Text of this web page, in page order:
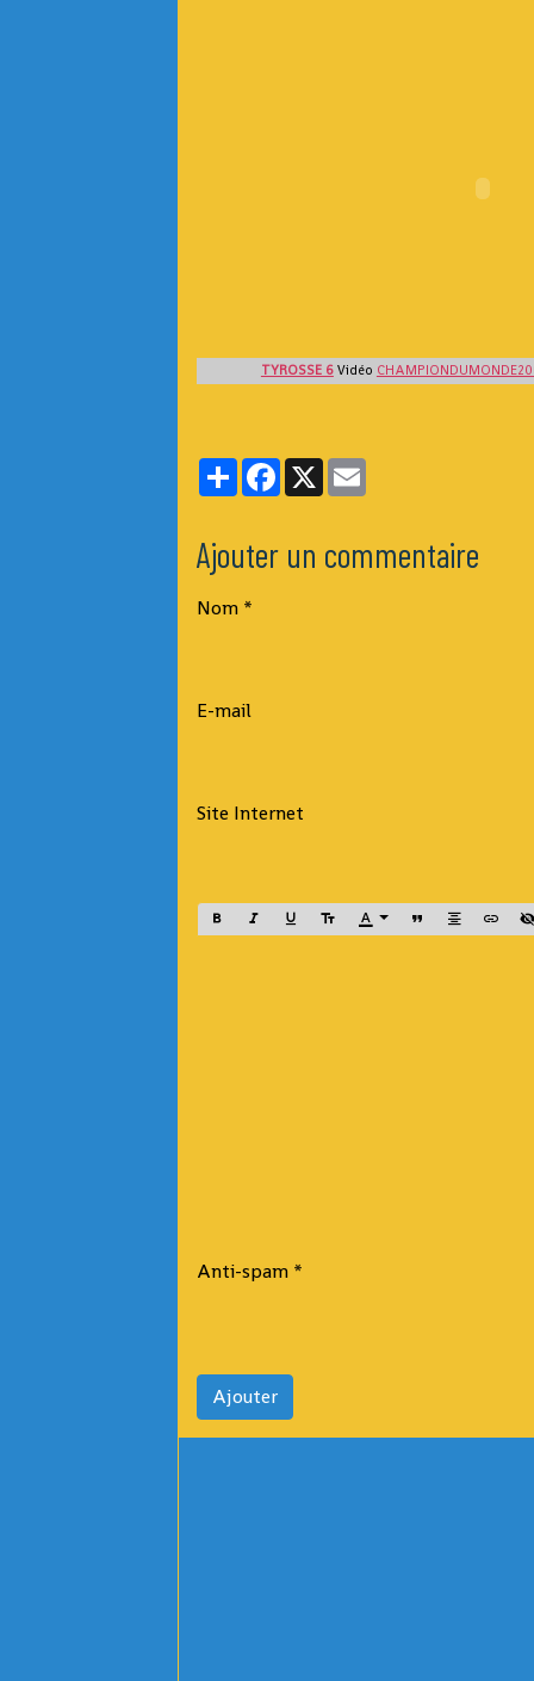
TYROSSE 6Vidéo
PartagerFacebook
X
Ajouter un commentaire
Nom
E-mail
Site Internet
Anti-spam
Ajouter